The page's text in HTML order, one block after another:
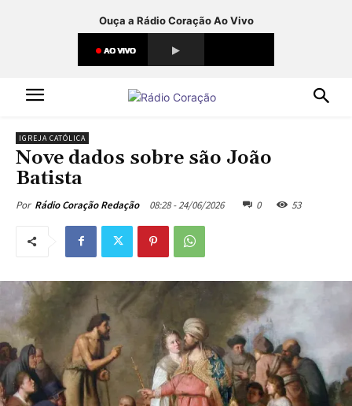
Ouça a Rádio Coração Ao Vivo
IGREJA CATÓLICA
Nove dados sobre são João
Batista
Por Rádio Coração Redação 08:28 - 24/06/2026 0 53